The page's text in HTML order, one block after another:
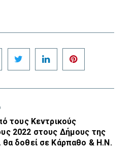
Facebook Twitter LinkedIn
τους Κεντρικούς
2022 στους Δήμους της
δοθεί σε Κάρπαθο & Η.Ν.